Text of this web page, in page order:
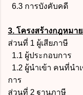
6.3 การบังคับคดี
3. โครงสร้างกฎหมา
ส่วนที่ 1 ผู้เสียภาษี
1.1 ผู้ประกอบการ
1.2 ผู้นำเข้า คนที่นำ
การ
ส่วนที่ 2 ฐานภาษี